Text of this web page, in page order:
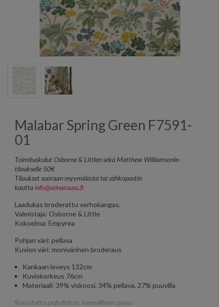
Malabar Spring Green F7591-
01
Toimituskulut Osborne & Littlen sekä Matthew Williamsonin
tilaukselle 50€
Tilaukset suoraan myymälästä tai sähköpostin
kautta info@seinaruusu.fi
Laadukas broderattu verhokangas.
Valmistaja: Osborne & Little
Kokoelma: Empyrea
Pohjan väri: pellava
Kuvion väri: monivärinen broderaus
Kankaan leveys 132cm
Kuviokorkeus 76cm
Materiaali: 39% viskoosi, 34% pellava, 27% puuvilla
Suositeltu puhdistus: kemiallinen pesu